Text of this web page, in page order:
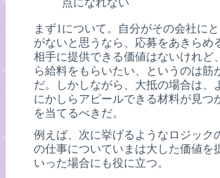
点になれない
まず1について。自分がその会社に
がないと思うなら、応募をあきらめ
相手に提供できる価値はないけれど
ら給料をもらいたい、というのは筋
だ。しかしながら、大抵の場合は、
にかしらアピールできる材料が見つ
を当てるべきだ。
例えば、次に挙げるようなロジック
の仕事についていまは大した価値を
いった場合にも役に立つ。